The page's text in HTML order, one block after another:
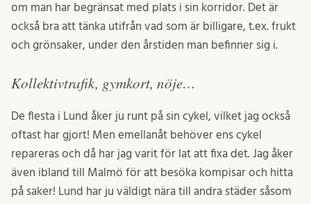
om man har begränsat med plats i sin korridor. Det är
också bra att tänka utifrån vad som är billigare, t.ex. frukt
och grönsaker, under den årstiden man befinner sig i.
Kollektivtrafik, gymkort, nöje…
De flesta i Lund åker ju runt på sin cykel, vilket jag också
oftast har gjort! Men emellanåt behöver ens cykel
repareras och då har jag varit för lat att fixa det. Jag åker
även ibland till Malmö för att besöka kompisar och hitta
på saker! Lund har ju väldigt nära till andra städer såsom